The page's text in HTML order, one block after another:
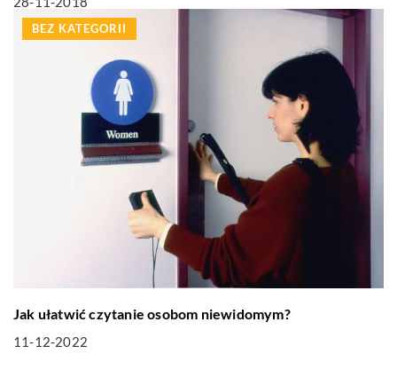
BEZ KATEGORII
Jak ułatwić czytanie osobom niewidomym?
11-12-2022